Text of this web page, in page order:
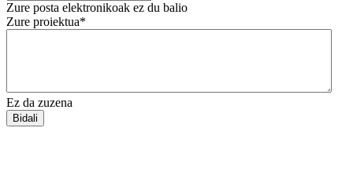
Zure posta elektronikoak ez du balio
Zure proiektua*
Ez da zuzena